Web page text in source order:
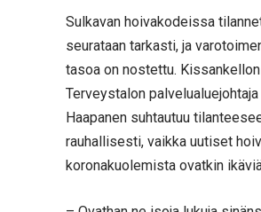
Sulkavan hoivakodeissa
seurataan tarkasti, ja
tasoa on nostettu.
Terveystalon
Haapanen suhtautuu
rauhallisesti, vaikka uutiset
koronakuolemista ovatkin